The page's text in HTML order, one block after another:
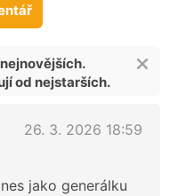
od nejstarších.
26. 3. 2026 18:59
jako generálku